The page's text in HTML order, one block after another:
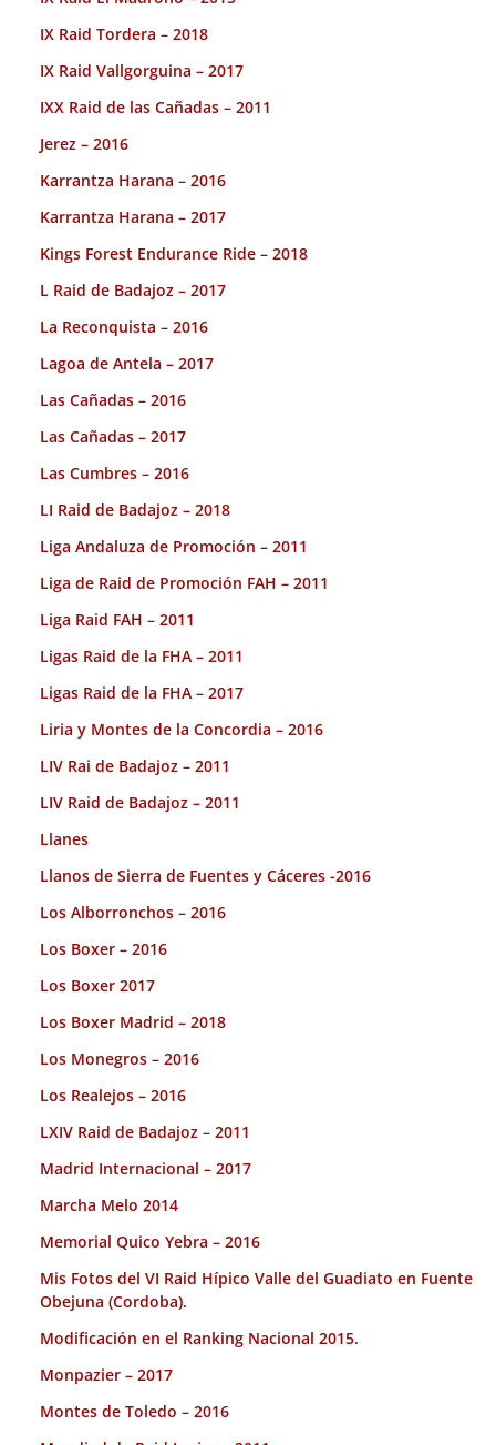
IX Raid Tordera – 2018
IX Raid Vallgorguina – 2017
IXX Raid de las Cañadas – 2011
Jerez – 2016
Karrantza Harana – 2016
Karrantza Harana – 2017
Kings Forest Endurance Ride – 2018
L Raid de Badajoz – 2017
La Reconquista – 2016
Lagoa de Antela – 2017
Las Cañadas – 2016
Las Cañadas – 2017
Las Cumbres – 2016
LI Raid de Badajoz – 2018
Liga Andaluza de Promoción – 2011
Liga de Raid de Promoción FAH – 2011
Liga Raid FAH – 2011
Ligas Raid de la FHA – 2011
Ligas Raid de la FHA – 2017
Liria y Montes de la Concordia – 2016
LIV Rai de Badajoz – 2011
LIV Raid de Badajoz – 2011
Llanes
Llanos de Sierra de Fuentes y Cáceres -2016
Los Alborronchos – 2016
Los Boxer – 2016
Los Boxer 2017
Los Boxer Madrid – 2018
Los Monegros – 2016
Los Realejos – 2016
LXIV Raid de Badajoz – 2011
Madrid Internacional – 2017
Marcha Melo 2014
Memorial Quico Yebra – 2016
Mis Fotos del VI Raid Hípico Valle del Guadiato en Fuente
Obejuna (Cordoba).
Modificación en el Ranking Nacional 2015.
Monpazier – 2017
Montes de Toledo – 2016